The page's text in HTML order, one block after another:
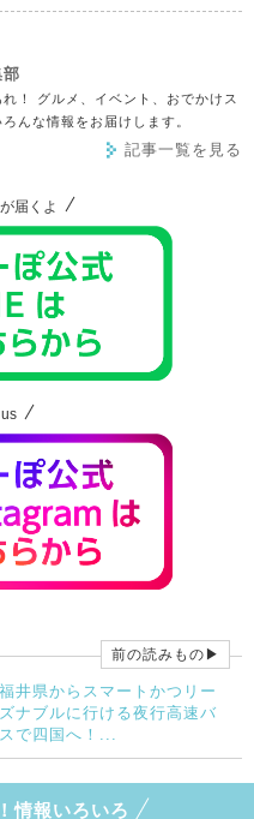
！ グルメ、イベント、おでかけス
んな情報をお届けします。
記事一覧を見る
届くよ
前の読みもの▶
福井県からスマートかつリー
ズナブルに行ける夜行高速バ
スで四国へ！...
情報いろいろ